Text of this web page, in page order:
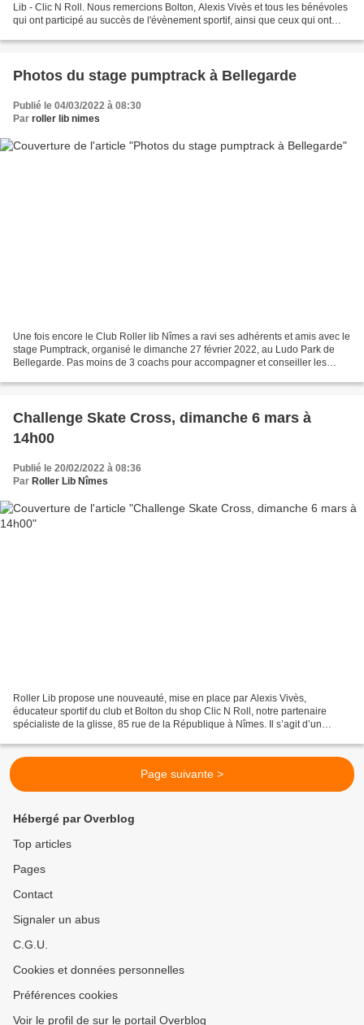
Lib - Clic N Roll. Nous remercions Bolton, Alexis Vivès et tous les bénévoles
qui ont participé au succès de l'évènement sportif, ainsi que ceux qui ont
Photos du stage pumptrack à Bellegarde
Publié le 04/03/2022 à 08:30
Par roller lib nimes
Une fois encore le Club Roller lib Nîmes a ravi ses adhérents et amis avec le
stage Pumptrack, organisé le dimanche 27 février 2022, au Ludo Park de
Bellegarde. Pas moins de 3 coachs pour accompagner et conseiller les
Challenge Skate Cross, dimanche 6 mars à
14h00
Publié le 20/02/2022 à 08:36
Par Roller Lib Nîmes
Roller Lib propose une nouveauté, mise en place par Alexis Vivès,
éducateur sportif du club et Bolton du shop Clic N Roll, notre partenaire
spécialiste de la glisse, 85 rue de la République à Nîmes. Il s’agit d’un
Page suivante >
Hébergé par Overblog
Top articles
Pages
Contact
Signaler un abus
C.G.U.
Cookies et données personnelles
Préférences cookies
Voir le profil de sur le portail Overblog